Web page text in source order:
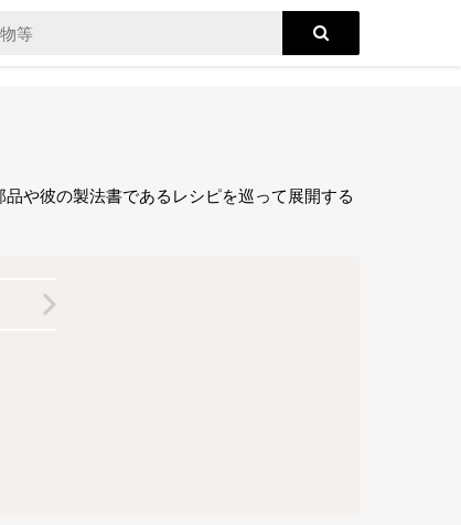
や彼の製法書であるレシピを巡って展開する